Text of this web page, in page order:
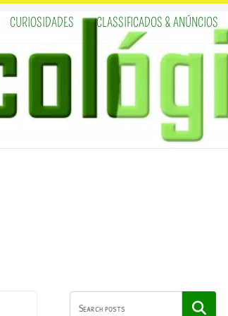
CURIOSIDADES CLASSIFICADOS & ANÚNCIOS
Pesquisar